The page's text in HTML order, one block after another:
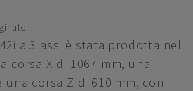
a 3 assi è stata prodotta nel
corsa X di 1067 mm, una
una corsa Z di 610 mm, con